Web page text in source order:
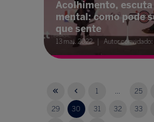
Acolhimento, escuta
mental: como pode
que sente
13 mai. 2022 Autor convidado:
1 ... 25
29 30 31 32 33